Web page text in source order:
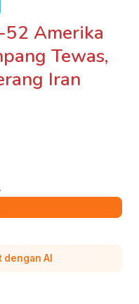
52 Amerika
Tewas,
Iran
dengan AI